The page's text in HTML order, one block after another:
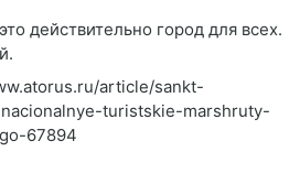
действительно город для всех.
article/sankt-
turistskie-marshruty-
67894